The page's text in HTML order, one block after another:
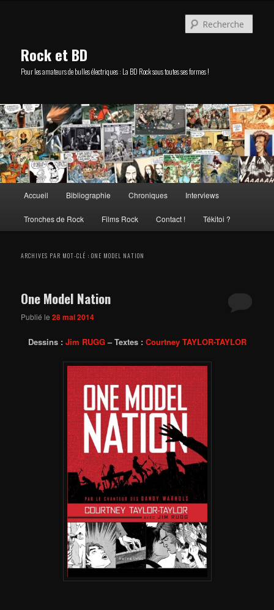
Rock et BD
Pour les amateurs de bulles électriques : La BD Rock sous toutes ses formes !
principal
Accueil Bibliographie Chroniques Interviews
Tronches de Rock Films Rock Contact ! Tékitoi ?
ARCHIVES PAR MOT-CLÉ :ONE MODEL NATION
One Model Nation
Publié le28 mai 2014
Dessins : Jim RUGG– Textes : Courtney TAYLOR-TAYLOR